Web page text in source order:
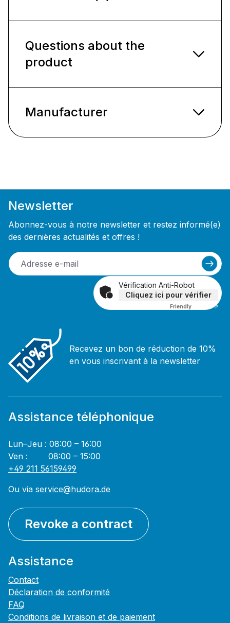
Questions about the
product
Manufacturer
Newsletter
Abonnez-vous à notre newsletter et restez informé(e)
des dernières actualités et offres !
Vérification Anti-Robot
Cliquez ici pour vérifier
Friendly Captcha ⇗
Recevez un bon de réduction de 10%
en vous inscrivant à la newsletter
Assistance téléphonique
Lun–Jeu : 08:00 – 16:00
Ven : 08:00 – 15:00
+49 211 56159499
Ou via service@hudora.de
Revoke a contract
Assistance
Contact
Déclaration de conformité
FAQ
Conditions de livraison et de paiement